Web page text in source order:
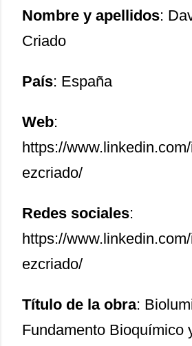
Nombre y apellidos:
Criado
País: España
Web:
https://
ezcriado/
Redes sociales:
https://
ezcriado/
Título de la obra:
Fundamento Bioquímico